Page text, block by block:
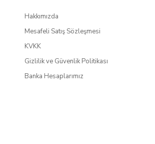
Hakkımızda
Mesafeli Satış Sözleşmesi
KVKK
Gizlilik ve Güvenlik Politikası
Banka Hesaplarımız